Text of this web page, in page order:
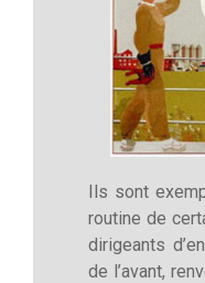
Ils sont
routine de
dirigeants
de l’avant,